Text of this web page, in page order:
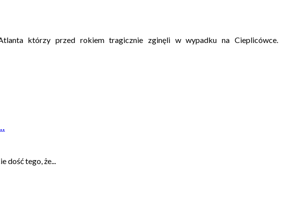
którzy przed rokiem tragicznie zginęli w wypadku na Cieplicówce.
tego, że...